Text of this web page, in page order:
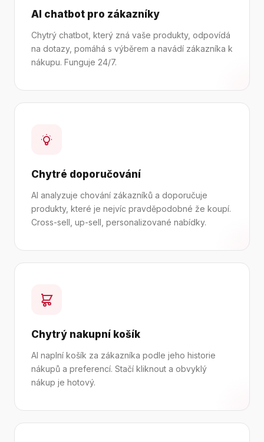
AI chatbot pro zákazníky
Chytrý chatbot, který zná vaše produkty, odpovídá
na dotazy, pomáhá s výběrem a navádí zákazníka k
nákupu. Funguje 24/7.
Chytré doporučování
AI analyzuje chování zákazníků a doporučuje
produkty, které je nejvíc pravděpodobné že koupí.
Cross-sell, up-sell, personalizované nabídky.
Chytrý nakupní košík
AI naplní košík za zákazníka podle jeho historie
nákupů a preferencí. Stačí kliknout a obvyklý
nákup je hotový.